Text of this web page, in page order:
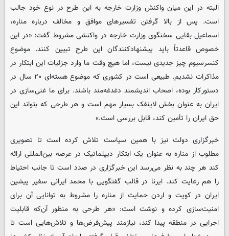
البته در این میان واکنش وزارت خارجه به این طرح در نوع خود جالب
است. پس از بالا گرفتن تفسیرهای موافق و مخالف درباره مناره،
اسماعیل بقایی سخنگوی وزارت خارجه در واکنشی مشروط گفت: «در این
خصوص قاعدتاً باید پیشنهادکنندگان این طرح تبیین کنند. موضوع
کنسرسیوم چیز جدیدی نیست، اما هیچ وقت ما وارد جزئیات این ابتکار در
مذاکرات نشدیم. طبیعی است در کشوری که موضوع هسته‌ای ۲۰ سال در
دستورکار بوده، اصحاب اندیشمند دغدغه‌مند باشند. برای ما غنی‌سازی در
ایران به عنوان بخش لاینفک بسیار مهم است و هر طرحی که بتواند این
حق ایران را تأمین کند، قابل بررسی است.»
خبرگزاری دولت نیز با همین سیاست تلاش کرده است تا تصویری
مطلوب از مناره به عنوان یک ابتکار دیپلماتیک در عرصه بین‌المللی ارائه
کند هر چند به نظر می‌رسد این خبرگزاری در صدد است تا جانب احتیاط
را هم رعایت کند. ایرنا در قالب گفتگویی با محمد ایرانی سفیر پیشین
ایران در کویت و اردن حمایت از مناره را مشروط به توانایی آن برای
امنیت‌سازی کرده و نوشت است: «هر طرحی به منظور آن‌که قابلیت
اجرایی در منطقه پیدا کند، نیازمند پیش‌فرض‌ها و تلاش‌هایی است تا